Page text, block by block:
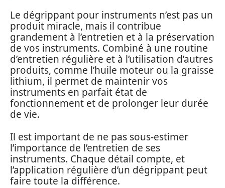
Le dégrippant pour instruments n’est pas un
produit miracle, mais il contribue
grandement à l’entretien et à la préservation
de vos instruments. Combiné à une routine
d’entretien régulière et à l’utilisation d’autres
produits, comme l’huile moteur ou la graisse
lithium, il permet de maintenir vos
instruments en parfait état de
fonctionnement et de prolonger leur durée
de vie.
Il est important de ne pas sous-estimer
l’importance de l’entretien de ses
instruments. Chaque détail compte, et
l’application régulière d’un dégrippant peut
faire toute la différence.